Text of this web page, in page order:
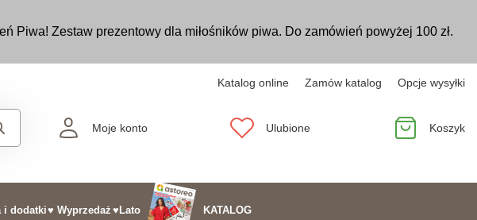
Piwa! Zestaw prezentowy dla miłośników piwa. Do zamówień powyżej 100 zł.
Katalog online Zamów katalog Opcje wysyłki
Moje konto Ulubione Koszyk
i dodatki♥ Wyprzedaż ♥Lato KATALOG